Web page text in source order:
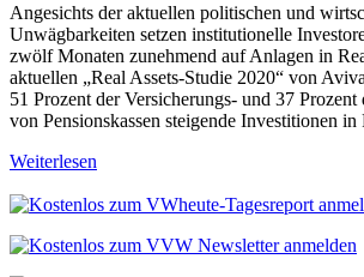
Angesichts der aktuellen politischen und
Unwägbarkeiten setzen institutionelle
zwölf Monaten zunehmend auf Anlagen in
aktuellen „Real Assets-Studie 2020“ von
51 Prozent der Versicherungs- und 37
von Pensionskassen steigende Investitionen in
Weiterlesen